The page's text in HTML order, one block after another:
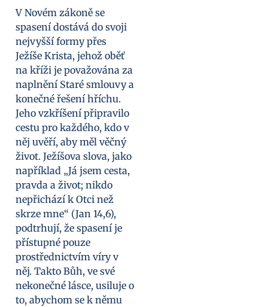
V Novém zákoně se
spasení dostává do svoji
nejvyšší formy přes
Ježíše Krista, jehož oběť
na kříži je považována za
naplnění Staré smlouvy a
konečné řešení hříchu.
Jeho vzkříšení připravilo
cestu pro každého, kdo v
něj uvěří, aby měl věčný
život. Ježíšova slova, jako
například „Já jsem cesta,
pravda a život; nikdo
nepřichází k Otci než
skrze mne“ (Jan 14,6),
podtrhují, že spasení je
přístupné pouze
prostřednictvím víry v
něj. Takto Bůh, ve své
nekonečné lásce, usiluje o
to, abychom se k němu